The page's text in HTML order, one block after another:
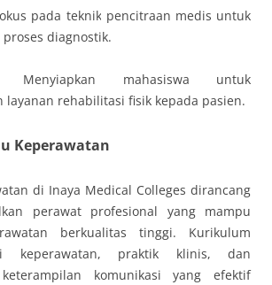
pada teknik pencitraan medis untuk
diagnostik.
Menyiapkan mahasiswa untuk
layanan rehabilitasi fisik kepada pasien.
Keperawatan
di Inaya Medical Colleges dirancang
perawat profesional yang mampu
berkualitas tinggi. Kurikulum
keperawatan, praktik klinis, dan
keterampilan komunikasi yang efektif